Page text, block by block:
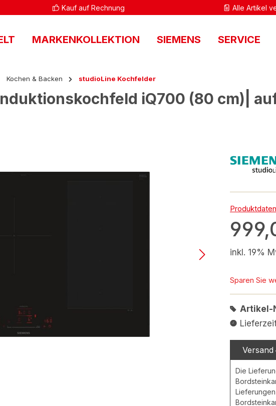
Kauf auf Rechnung Alle Artikel
MARKENKOLLEKTION SIEMENS SERVICE
Kochen & Backen studioLine Kochfelder
iQ700 (80 cm)|
inkl. 19%
Sparen Sie
Artikel-
Versand
Die